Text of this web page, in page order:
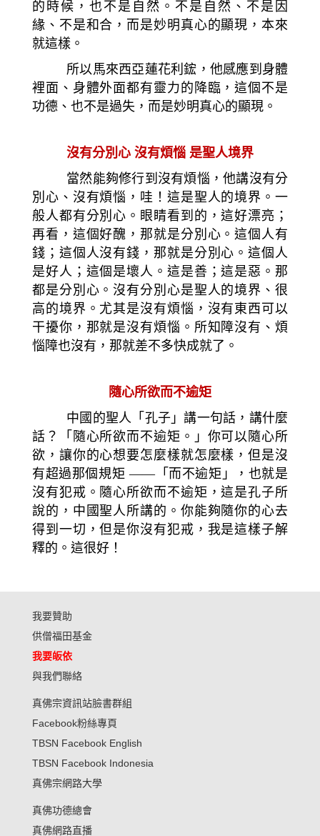
的時候，也不是自然。不是自然、不是因
緣、不是和合，而是妙明真心的顯現，本來
就這樣。
所以馬來西亞蓮花利鋐，他感應到身體
裡面、身體外面都有靈力的降臨，這個不是
功德、也不是過失，而是妙明真心的顯現。
沒有分別心 沒有煩惱 是聖人境界
當然能夠修行到沒有煩惱，他講沒有分
別心、沒有煩惱，哇！這是聖人的境界。一
般人都有分別心。眼睛看到的，這好漂亮；
再看，這個好醜，那就是分別心。這個人有
錢；這個人沒有錢，那就是分別心。這個人
是好人；這個是壞人。這是善；這是惡。那
都是分別心。沒有分別心是聖人的境界、很
高的境界。尤其是沒有煩惱，沒有東西可以
干擾你，那就是沒有煩惱。所知障沒有、煩
惱障也沒有，那就差不多快成就了。
隨心所欲而不逾矩
中國的聖人「孔子」講一句話，講什麼
話？「隨心所欲而不逾矩。」你可以隨心所
欲，讓你的心想要怎麼樣就怎麼樣，但是沒
有超過那個規矩 ——「而不逾矩」，也就是
沒有犯戒。隨心所欲而不逾矩，這是孔子所
說的，中國聖人所講的。你能夠隨你的心去
得到一切，但是你沒有犯戒，我是這樣子解
釋的。這很好！
我要贊助
供僧福田基金
我要皈依
與我們聯絡
真佛宗資訊站臉書群組
Facebook粉絲專頁
TBSN Facebook English
TBSN Facebook Indonesia
真佛宗網路大學
真佛功德總會
真佛網路直播